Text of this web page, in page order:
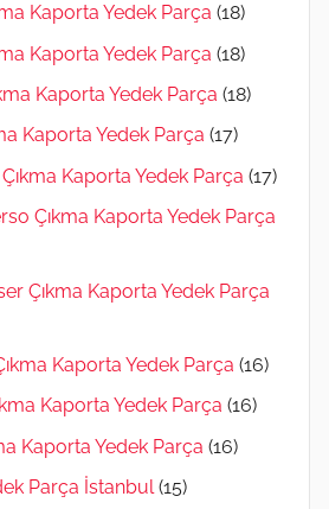
Kaporta Yedek Parça (18)
Kaporta Yedek Parça (18)
Kaporta Yedek Parça (18)
Kaporta Yedek Parça (17)
Kaporta Yedek Parça (17)
Çıkma Kaporta Yedek Parça
Çıkma Kaporta Yedek Parça
Kaporta Yedek Parça (16)
Kaporta Yedek Parça (16)
Kaporta Yedek Parça (16)
Parça İstanbul (15)